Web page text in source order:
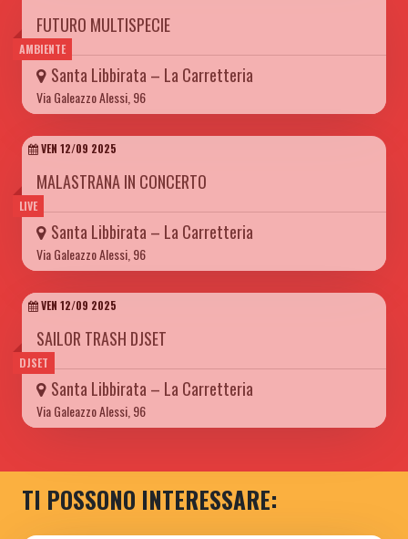
AMBIENTE
FUTURO MULTISPECIE
Santa Libbirata – La Carretteria
Via Galeazzo Alessi, 96
LIVE
VEN 12/09 2025
MALASTRANA IN CONCERTO
Santa Libbirata – La Carretteria
Via Galeazzo Alessi, 96
DJSET
VEN 12/09 2025
SAILOR TRASH DJSET
Santa Libbirata – La Carretteria
Via Galeazzo Alessi, 96
TI POSSONO INTERESSARE: